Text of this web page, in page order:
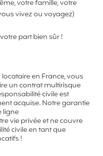
votre famille, votre
vivez ou voyagez)
part bien sûr !
en France, vous
un contrat multirisque
civile est
acquise. Notre garantie
ligne
vie privée et ne couvre
civile en tant que
!